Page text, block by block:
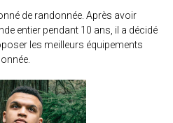
de randonnée. Après avoir
entier pendant 10 ans, il a décidé
les meilleurs équipements